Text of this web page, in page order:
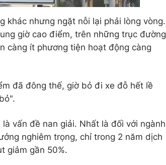
khác nhưng ngặt nỗi lại phải lòng vòng.
giờ cao điểm, trên những trục đường
càng ít phương tiện hoạt động càng
đã đông thế, giờ bỏ đi xe đỗ hết lề
vấn đề nan giải. Nhất là đối với ngành
nghiêm trọng, chỉ trong 2 năm dịch
giảm gần 50%.